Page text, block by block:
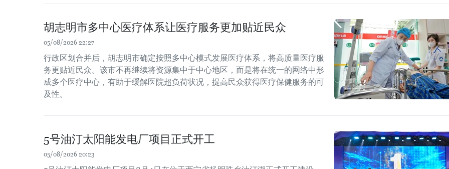
胡志明市多中心医疗体系让医疗服务更加贴近民众
05/08/2026 22:27
行政区划合并后，胡志明市确定按照多中心模式发展医疗体系，将高质量医疗服
务更贴近民众。该市不再继续将资源集中于中心地区，而是将在统一的网络中形
成多个医疗中心，有助于缓解医院超负荷状况，提高民众获得医疗保健服务的可
及性。
5号油汀太阳能发电厂项目正式开工
05/08/2026 20:23